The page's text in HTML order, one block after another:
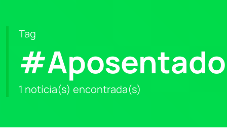
Tag
#Aposentado
1 notícia(s) encontrada(s)